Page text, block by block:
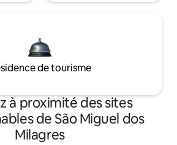
de tourisme
à proximité des sites
de São Miguel dos
Milagres